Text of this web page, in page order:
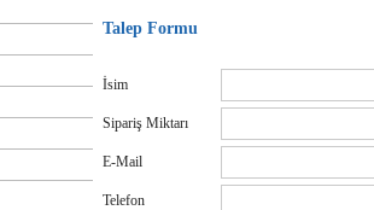
Talep Formu
İsim
Sipariş Miktarı
E-Mail
Telefon